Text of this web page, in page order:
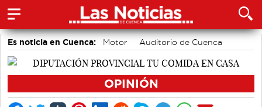
Es noticia en Cuenca: Motor
Auditorio de Cuenca
Área de Deportes
OPINIÓN